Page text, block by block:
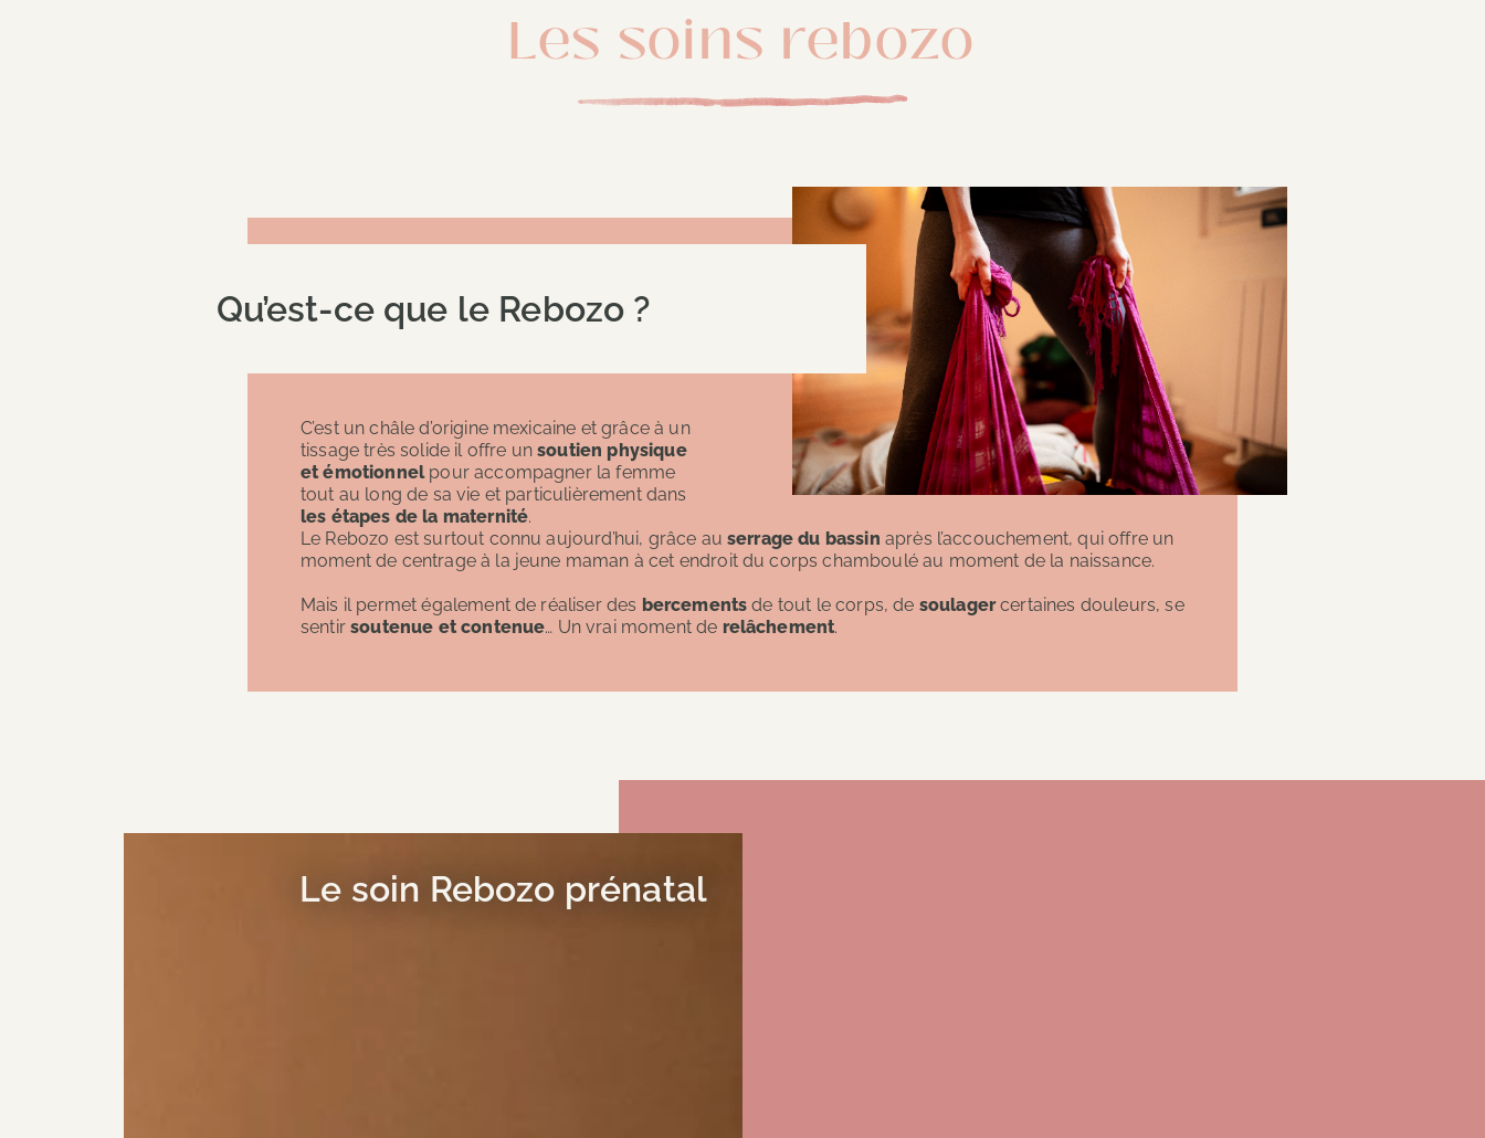
Les soins rebozo
Qu’est-ce que le Rebozo ?
C’est un châle d’origine mexicaine et grâce à un
tissage très solide il offre unsoutien physique
et émotionnelpour accompagner la femme
tout au long de sa vie et particulièrement dans
les étapes de la maternité.
Le Rebozo est surtout connu aujourd’hui, grâce au serrage du bassin après l’accouchement, qui offre un
moment de centrage à la jeune maman à cet endroit du corps chamboulé au moment de la naissance.
Mais il permet également de réaliser des bercementsde tout le corps, de soulagercertaines douleurs, se
sentirsoutenue et contenue… Un vrai moment de relâchement.
Le soin Rebozo prénatal